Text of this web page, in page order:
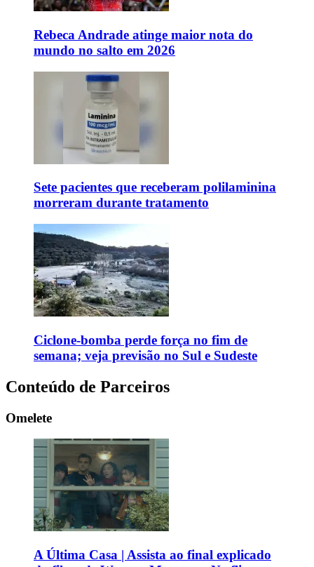
Rebeca Andrade atinge maior nota do
mundo no salto em 2026
Sete pacientes que receberam polilaminina
morreram durante tratamento
Ciclone-bomba perde força no fim de
semana; veja previsão no Sul e Sudeste
Conteúdo de Parceiros
Omelete
A Última Casa | Assista ao final explicado